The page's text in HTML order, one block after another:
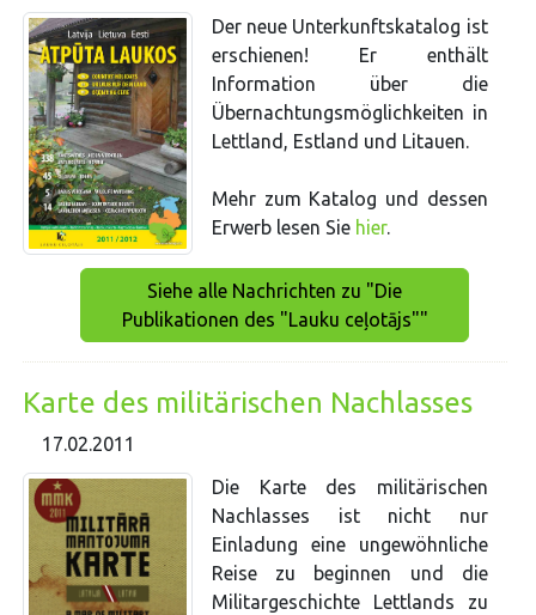
Der neue Unterkunftskatalog ist
erschienen! Er enthält
Information über die
Übernachtungsmöglichkeiten in
Lettland, Estland und Litauen.
Mehr zum Katalog und dessen
Erwerb lesen Sie hier.
Siehe alle Nachrichten zu "Die
Publikationen des "Lauku ceļotājs""
Karte des militärischen Nachlasses
17.02.2011
Die Karte des militärischen
Nachlasses ist nicht nur
Einladung eine ungewöhnliche
Reise zu beginnen und die
Militargeschichte Lettlands zu